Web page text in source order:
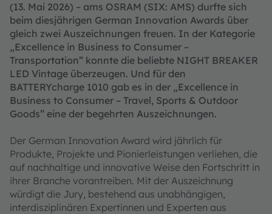
(13. Mai 2026) – ams OSRAM (SIX: AMS) durfte sich
beim diesjährigen German Innovation Awards über
gleich zwei Auszeichnungen freuen. In der Kategorie
„Excellence in Business to Consumer –
Transportation” konnte die beliebte NIGHT BREAKER
LED Vintage überzeugen. Und für den
BATTERYcharge 1010 gab es in der „Excellence in
Business to Consumer – Travel, Sports & Outdoor
Goods” eine der begehrten Auszeichnungen.
Der German Innovation Award wird jährlich für
Produkte, Projekte und Pionierleistungen verliehen, die
auf nachhaltige und innovative Weise den Fortschritt in
ihrer Branche vorantreiben. Mit der Auszeichnung
würdigt die Jury, bestehend aus unabhängigen,
interdisziplinären Expertinnen und Experten aus